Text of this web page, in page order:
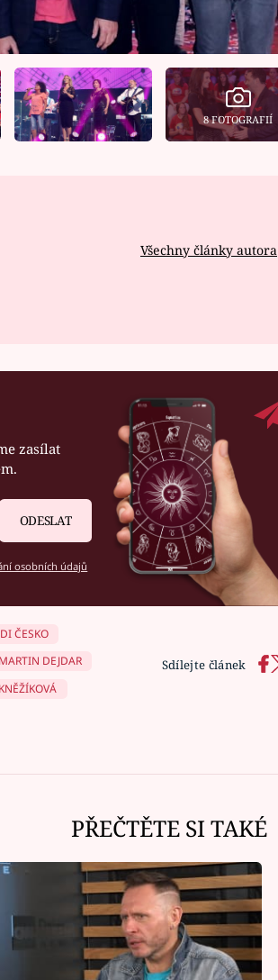
8 FOTOGRAFIÍ
Všechny články autora
zasílat
ODESLAT
osobních údajů
Sdílejte článek
ČESKO
MARTIN DEJDAR
PŘEČTĚTE SI TAKÉ